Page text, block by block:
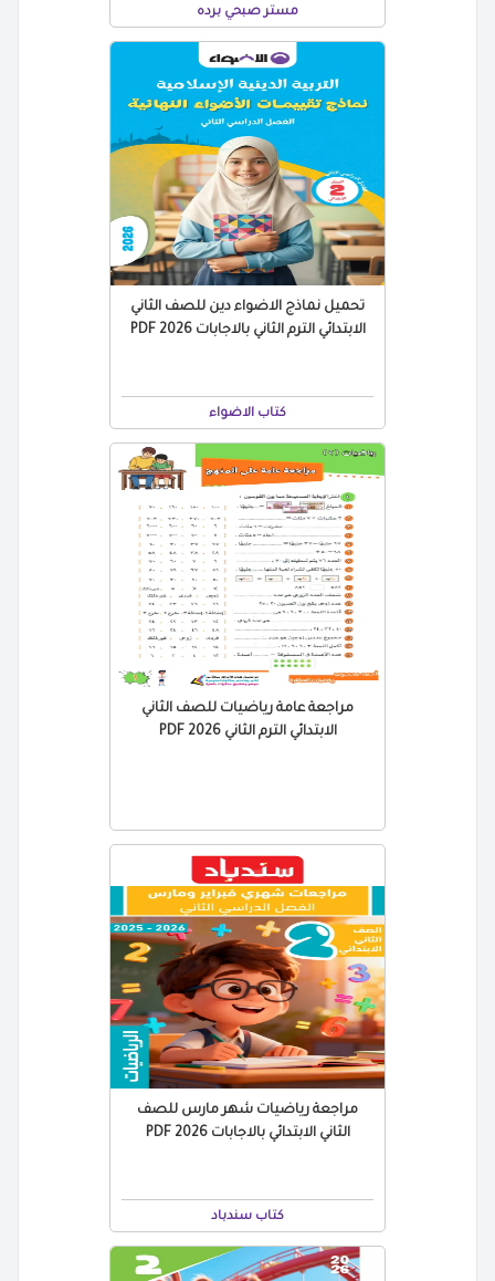
مستر صبحي برده
تحميل نماذج الاضواء دين للصف الثاني
الابتدائي الترم الثاني بالاجابات 2026 PDF
كتاب الاضواء
مراجعة عامة رياضيات للصف الثاني
الابتدائي الترم الثاني 2026 PDF
مراجعة رياضيات شهر مارس للصف
الثاني الابتدائي بالاجابات 2026 PDF
كتاب سندباد